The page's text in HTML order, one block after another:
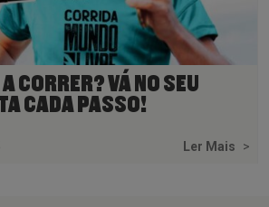
CORRER? VÁ NO SEU
CADA PASSO!
Ler Mais >